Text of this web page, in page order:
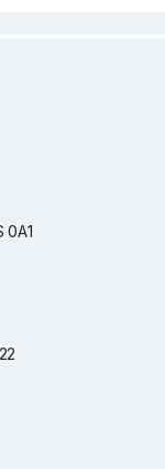
0A1